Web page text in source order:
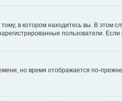
в котором находитесь вы. В этом
пользователи.
но время отображается по-